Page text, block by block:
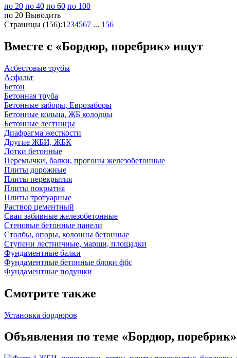
по 20 по 40 по 60 по 100
по 20 Выводить
Страницы (156):1 234567 ... 156
Вместе с «Бордюр, поребрик» ищут
Асбестовые трубы
Асфальт
Бетон
Бетонная труба
Бетонные заборы, Еврозаборы
Бетонные кольца, ЖБ колодцы
Бетонные лестницы
Диафрагма жесткости
Другие ЖБИ, ЖБК
Лотки бетонные
Перемычки, балки, прогоны железобетонные
Плиты дорожные
Плиты перекрытия
Плиты покрытия
Плиты тротуарные
Раствор цементный
Сваи забивные железобетонные
Стеновые бетонные панели
Столбы, опоры, колонны бетонные
Ступени лестничные, марши, площадки
Фундаментные балки
Фундаментные бетонные блоки фбс
Фундаментные подушки
Смотрите также
Установка бордюров
Объявления по теме «Бордюр, поребрик»